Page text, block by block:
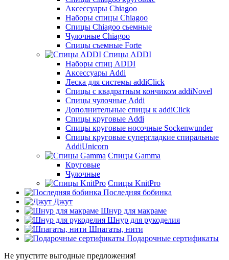
Аксессуары Chiagoo
Наборы спицы Chiagoo
Спицы Chiagoo сьемные
Чулочные Chiagoo
Спицы съемные Forte
Спицы ADDI
Наборы спиц ADDI
Аксессуары Addi
Леска для системы addiClick
Спицы с квадратным кончиком addiNovel
Спицы чулочные Addi
Дополнительные спицы к addiClick
Спицы круговые Addi
Спицы круговые носочные Sockenwunder
Спицы круговые супергладкие спиральные
AddiUnicorn
Спицы Gamma
Круговые
Чулочные
Спицы KnitPro
Последняя бобинка
Джут
Шнур для макраме
Шнур для рукоделия
Шпагаты, нити
Подарочные сертификаты
Не упустите выгодные предложения!